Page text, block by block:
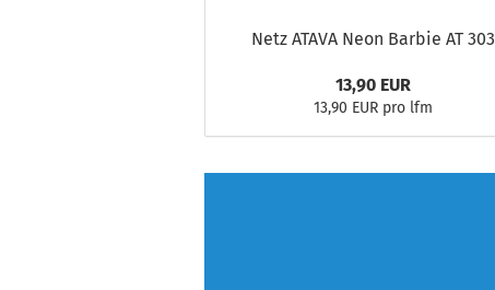
Netz ATAVA Neon Barbie AT 303
13,90 EUR
13,90 EUR pro lfm